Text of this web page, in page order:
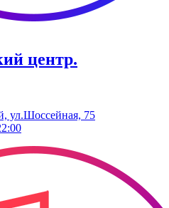
центр.
ул.Шоссейная, 75